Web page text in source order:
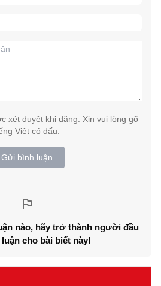
xét duyệt khi đăng. Xin vui lòng gõ
Việt có dấu.
Gửi bình luận
nào, hãy trở thành người đầu
cho bài biết này!